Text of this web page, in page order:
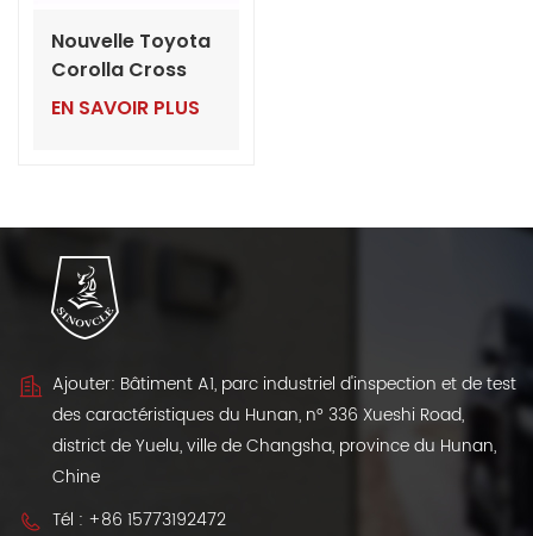
Nouvelle Toyota
Corolla Cross
Hybrid 2.0L
EN SAVOIR PLUS
Ajouter: Bâtiment A1, parc industriel d'inspection et de test
des caractéristiques du Hunan, n° 336 Xueshi Road,
district de Yuelu, ville de Changsha, province du Hunan,
Chine
Tél : +86 15773192472